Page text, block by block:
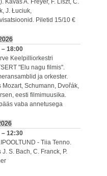
Kavas A. Freyer, F. Liszt, C.
J. Łuciuk,
Piletid 15/10 €
– 18:00
Keelpilliorkestri
"Elu nagu filmis".
ja orkester.
Mozart, Schumann, Dvořák,
eesti filmimuusika.
vaba annetusega
– 12:30
- Tiia Tenno.
J. S. Bach, C. Franck, P.